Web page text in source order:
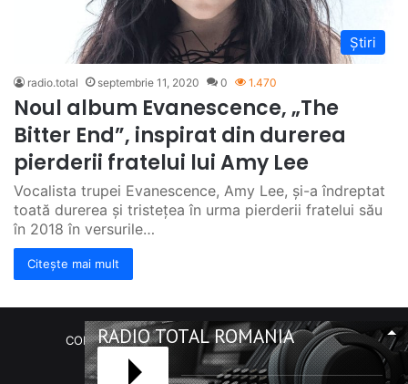
Știri
radio.total septembrie 11, 2020 0 1.470
Noul album Evanescence, „The
Bitter End”, inspirat din durerea
pierderii fratelui lui Amy Lee
Vocalista trupei Evanescence, Amy Lee, și-a îndreptat
toată durerea și tristețea în urma pierderii fratelui său
în 2018 în versurile…
Citește mai mult
COPYRIGHT Radio Total România. (C) 2020-2023
RADIO TOTAL ROMANIA